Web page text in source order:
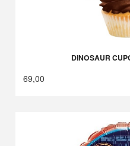
DINOSAUR
69,00